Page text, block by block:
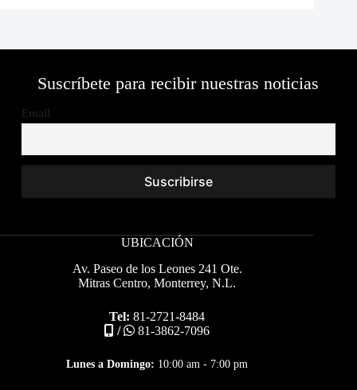
Suscríbete para recibir nuestras noticias
Email
UBICACIÓN
Av. Paseo de los Leones 241 Ote.
Mitras Centro, Monterrey, N.L.
Tel: 81-2721-8484
/
81-3862-7096
Lunes a Domingo: 10:00 am - 7:00 pm